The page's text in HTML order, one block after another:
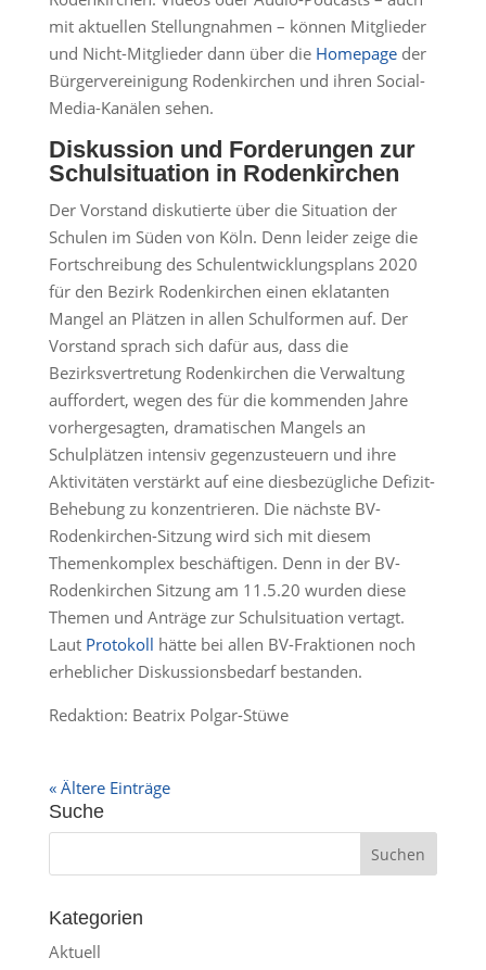
mit aktuellen Stellungnahmen – können Mitglieder
und Nicht-Mitglieder dann über die Homepageder
Bürgervereinigung Rodenkirchen und ihren Social-
Media-Kanälen sehen.
Diskussion und Forderungen zur
Schulsituation in Rodenkirchen
Der Vorstand diskutierte über die Situation der
Schulen im Süden von Köln. Denn leider zeige die
Fortschreibung des Schulentwicklungsplans 2020
für den Bezirk Rodenkirchen einen eklatanten
Mangel an Plätzen in allen Schulformen auf. Der
Vorstand sprach sich dafür aus, dass die
Bezirksvertretung Rodenkirchen die Verwaltung
auffordert, wegen des für die kommenden Jahre
vorhergesagten, dramatischen Mangels an
Schulplätzen intensiv gegenzusteuern und ihre
Aktivitäten verstärkt auf eine diesbezügliche Defizit-
Behebung zu konzentrieren. Die nächste BV-
Rodenkirchen-Sitzung wird sich mit diesem
Themenkomplex beschäftigen. Denn in der BV-
Rodenkirchen Sitzung am 11.5.20 wurden diese
Themen und Anträge zur Schulsituation vertagt.
Laut Protokoll hätte bei allen BV-Fraktionen noch
erheblicher Diskussionsbedarf bestanden.
Redaktion: Beatrix Polgar-Stüwe
« Ältere Einträge
Suche
Kategorien
Aktuell